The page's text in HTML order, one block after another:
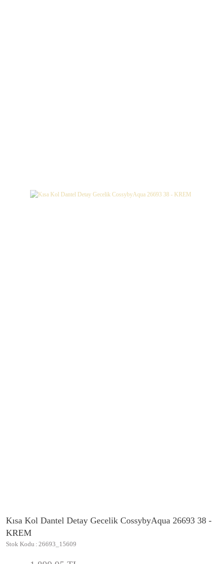
Kısa Kol Dantel Detay Gecelik CossybyAqua 26693 38 -
KREM
Stok Kodu 26693_15609